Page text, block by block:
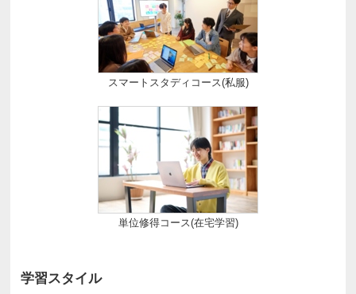
スマートスタディコース(私服)
単位修得コース(在宅学習)
学習スタイル